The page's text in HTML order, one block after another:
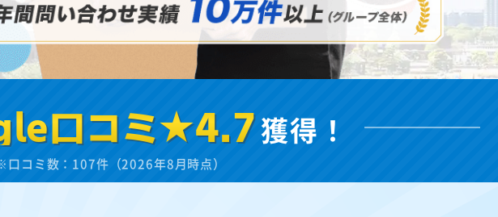
口コミ★4.7獲得！
口コミ数：107件（2026年8月時点）